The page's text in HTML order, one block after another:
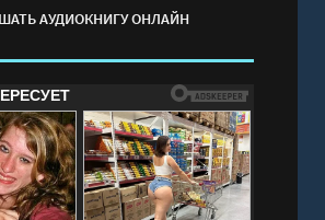
АУДИОКНИГУ ОНЛАЙН